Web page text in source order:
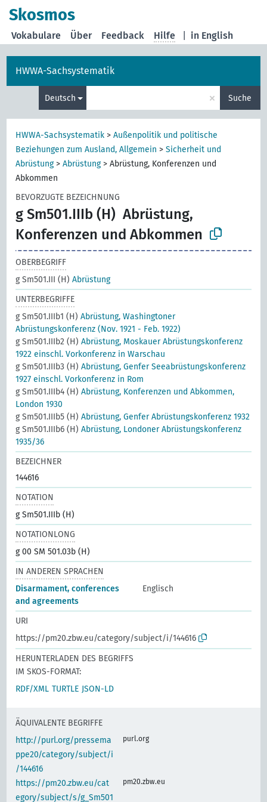
Skosmos
in English
Vokabulare Über Feedback Hilfe
HWWA-Sachsystematik
Deutsch × Suche
HWWA-Sachsystematik >Außenpolitik und politische
Beziehungen zum Ausland, Allgemein >Sicherheit und
Abrüstung>Abrüstung>Abrüstung, Konferenzen und
Abkommen
BEVORZUGTE BEZEICHNUNG
g Sm501.IIIb (H) Abrüstung,
Konferenzen und Abkommen
OBERBEGRIFF
g Sm501.III (H)Abrüstung
UNTERBEGRIFFE
g Sm501.IIIb1 (H)Abrüstung, Washingtoner
Abrüstungskonferenz (Nov. 1921 - Feb. 1922)
g Sm501.IIIb2 (H)Abrüstung, Moskauer Abrüstungskonferenz
1922 einschl. Vorkonferenz in Warschau
g Sm501.IIIb3 (H)Abrüstung, Genfer Seeabrüstungskonferenz
1927 einschl. Vorkonferenz in Rom
g Sm501.IIIb4 (H)Abrüstung, Konferenzen und Abkommen,
London 1930
g Sm501.IIIb5 (H)Abrüstung, Genfer Abrüstungskonferenz 1932
g Sm501.IIIb6 (H)Abrüstung, Londoner Abrüstungskonferenz
1935/36
BEZEICHNER
144616
NOTATION
g Sm501.IIIb (H)
NOTATIONLONG
g 00 SM 501.03b (H)
IN ANDEREN SPRACHEN
Disarmament, conferences
and agreements
Englisch
URI
https://pm20.zbw.eu/category/subject/i/144616
HERUNTERLADEN DES BEGRIFFS
IM SKOS-FORMAT:
RDF/XML TURTLE JSON-LD
ÄQUIVALENTE BEGRIFFE
http://purl.org/pressema
ppe20/category/subject/i
/144616
purl.org
https://pm20.zbw.eu/cat
egory/subject/s/g_Sm501
pm20.zbw.eu